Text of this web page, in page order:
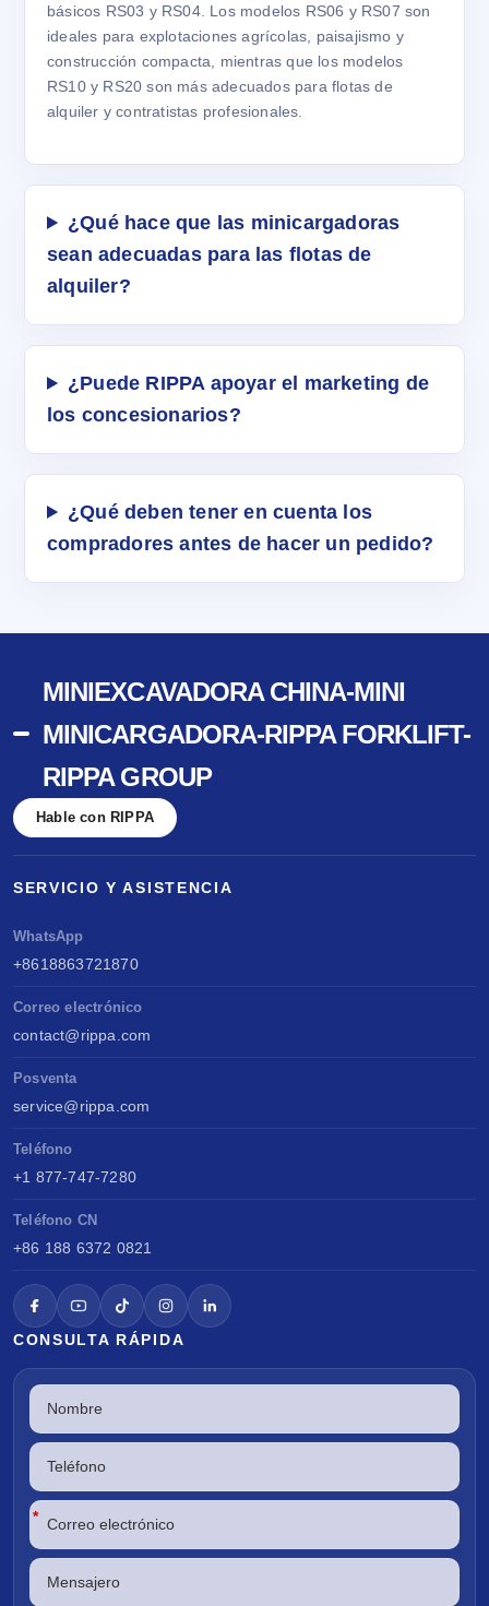
básicos RS03 y RS04. Los modelos RS06 y RS07 son
ideales para explotaciones agrícolas, paisajismo y
construcción compacta, mientras que los modelos
RS10 y RS20 son más adecuados para flotas de
alquiler y contratistas profesionales.
¿Qué hace que las minicargadoras
sean adecuadas para las flotas de
alquiler?
¿Puede RIPPA apoyar el marketing de
los concesionarios?
¿Qué deben tener en cuenta los
compradores antes de hacer un pedido?
MINIEXCAVADORA CHINA-MINI
MINICARGADORA-RIPPA FORKLIFT-
RIPPA GROUP
Hable con RIPPA
SERVICIO Y ASISTENCIA
WhatsApp
+8618863721870
Correo electrónico
contact@rippa.com
Posventa
service@rippa.com
Teléfono
+1 877-747-7280
Teléfono CN
+86 188 6372 0821
CONSULTA RÁPIDA
*